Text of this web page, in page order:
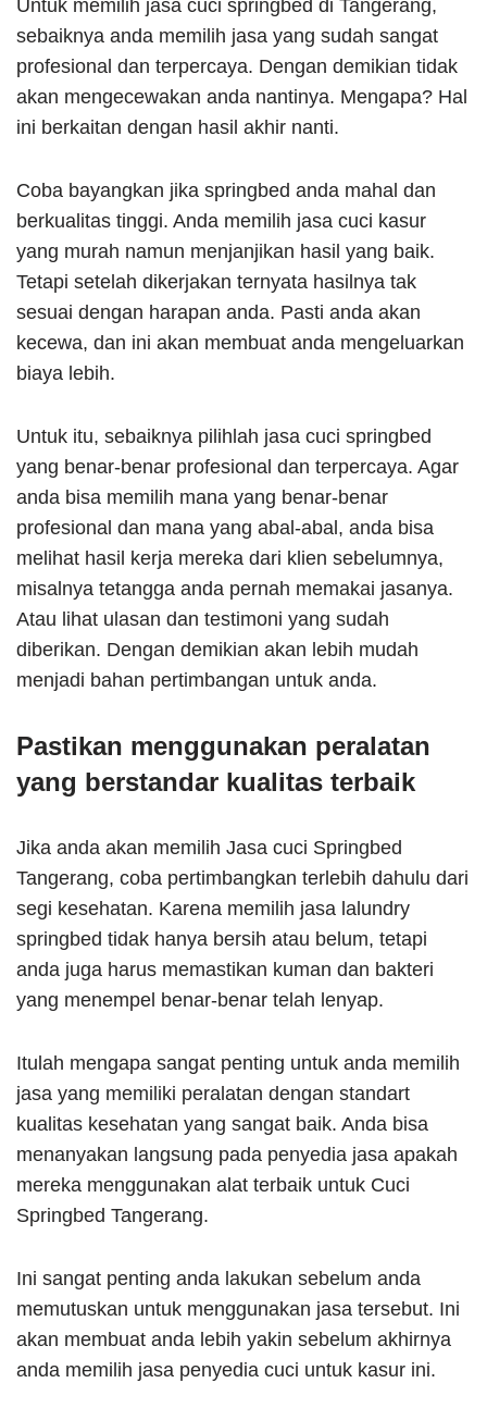
Untuk memilih jasa cuci springbed di Tangerang,
sebaiknya anda memilih jasa yang sudah sangat
profesional dan terpercaya. Dengan demikian tidak
akan mengecewakan anda nantinya. Mengapa? Hal
ini berkaitan dengan hasil akhir nanti.
Coba bayangkan jika springbed anda mahal dan
berkualitas tinggi. Anda memilih jasa cuci kasur
yang murah namun menjanjikan hasil yang baik.
Tetapi setelah dikerjakan ternyata hasilnya tak
sesuai dengan harapan anda. Pasti anda akan
kecewa, dan ini akan membuat anda mengeluarkan
biaya lebih.
Untuk itu, sebaiknya pilihlah jasa cuci springbed
yang benar-benar profesional dan terpercaya. Agar
anda bisa memilih mana yang benar-benar
profesional dan mana yang abal-abal, anda bisa
melihat hasil kerja mereka dari klien sebelumnya,
misalnya tetangga anda pernah memakai jasanya.
Atau lihat ulasan dan testimoni yang sudah
diberikan. Dengan demikian akan lebih mudah
menjadi bahan pertimbangan untuk anda.
Pastikan menggunakan peralatan
yang berstandar kualitas terbaik
Jika anda akan memilih Jasa cuci Springbed
Tangerang, coba pertimbangkan terlebih dahulu dari
segi kesehatan. Karena memilih jasa lalundry
springbed tidak hanya bersih atau belum, tetapi
anda juga harus memastikan kuman dan bakteri
yang menempel benar-benar telah lenyap.
Itulah mengapa sangat penting untuk anda memilih
jasa yang memiliki peralatan dengan standart
kualitas kesehatan yang sangat baik. Anda bisa
menanyakan langsung pada penyedia jasa apakah
mereka menggunakan alat terbaik untuk Cuci
Springbed Tangerang.
Ini sangat penting anda lakukan sebelum anda
memutuskan untuk menggunakan jasa tersebut. Ini
akan membuat anda lebih yakin sebelum akhirnya
anda memilih jasa penyedia cuci untuk kasur ini.